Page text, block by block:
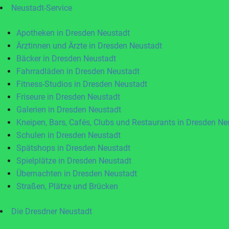
Neustadt-Service
Apotheken in Dresden Neustadt
Ärztinnen und Ärzte in Dresden Neustadt
Bäcker in Dresden Neustadt
Fahrradläden in Dresden Neustadt
Fitness-Studios in Dresden Neustadt
Friseure in Dresden Neustadt
Galerien in Dresden Neustadt
Kneipen, Bars, Cafés, Clubs und Restaurants in Dresden
Schulen in Dresden Neustadt
Spätshops in Dresden Neustadt
Spielplätze in Dresden Neustadt
Übernachten in Dresden Neustadt
Straßen, Plätze und Brücken
Die Dresdner Neustadt